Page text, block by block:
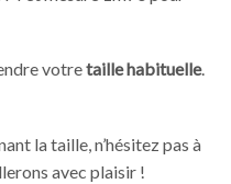
votretaille habituelle.
la taille, n’hésitez pas à
avec plaisir !